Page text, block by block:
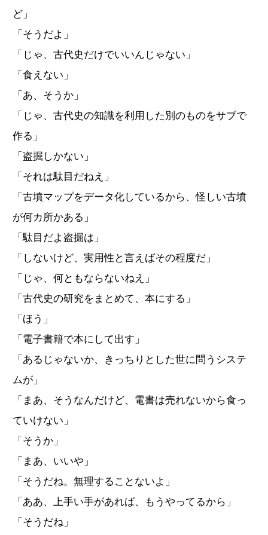
ど」
「そうだよ」
「じゃ、古代史だけでいいんじゃない」
「食えない」
「あ、そうか」
「じゃ、古代史の知識を利用した別のものをサブで
作る」
「盗掘しかない」
「それは駄目だねえ」
「古墳マップをデータ化しているから、怪しい古墳
が何カ所かある」
「駄目だよ盗掘は」
「しないけど、実用性と言えばその程度だ」
「じゃ、何ともならないねえ」
「古代史の研究をまとめて、本にする」
「ほう」
「電子書籍で本にして出す」
「あるじゃないか、きっちりとした世に問うシステ
ムが」
「まあ、そうなんだけど、電書は売れないから食っ
ていけない」
「そうか」
「まあ、いいや」
「そうだね。無理することないよ」
「ああ、上手い手があれば、もうやってるから」
「そうだね」